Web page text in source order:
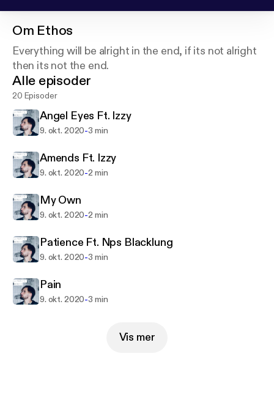
Om Ethos
Everything will be alright in the end, if its not alright
then its not the end.
Alle episoder
20 Episoder
Angel Eyes Ft. Izzy
9. okt. 2020-3 min
Amends Ft. Izzy
9. okt. 2020-2 min
My Own
9. okt. 2020-2 min
Patience Ft. Nps Blacklung
9. okt. 2020-3 min
Pain
9. okt. 2020-3 min
Vis mer